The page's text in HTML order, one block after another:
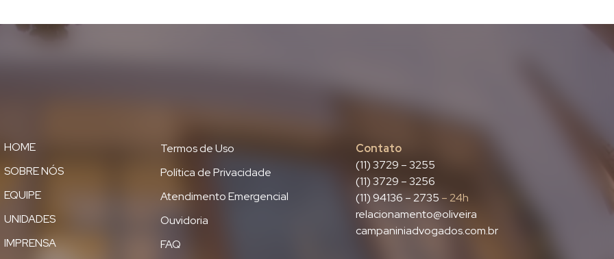
HOME
SOBRE NÓS
EQUIPE
UNIDADES
IMPRENSA
Termos de Uso
Política de Privacidade
Atendimento Emergencial
Ouvidoria
FAQ
Contato
(11) 3729 – 3255
(11) 3729 – 3256
(11) 94136 – 2735 – 24h
relacionamento@oliveira
campaniniadvogados.com.br